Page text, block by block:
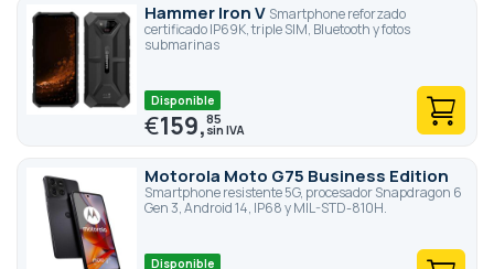
Hammer Iron V Smartphone reforzado
certificado IP69K, triple SIM, Bluetooth y fotos
submarinas
Disponible
€159,85
Motorola Moto G75 Business Edition
Smartphone resistente 5G, procesador Snapdragon 6
Gen 3, Android 14, IP68 y MIL-STD-810H.
Disponible